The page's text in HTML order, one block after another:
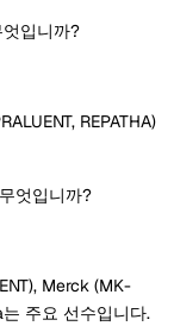
입니까?
REPATHA)
엇입니까?
Merck (MK-
주요 선수입니다.